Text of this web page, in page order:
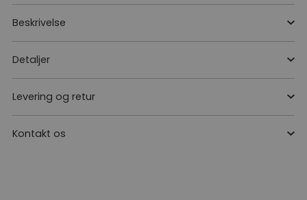
Beskrivelse
Detaljer
Levering og retur
Kontakt os